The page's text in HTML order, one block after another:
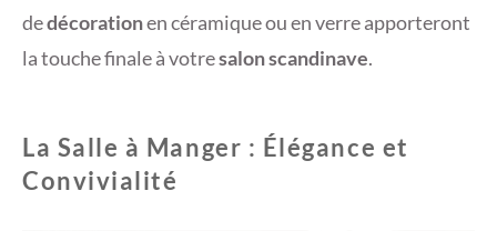
dedécorationen céramique ou en verre apporteront
la touche finale à votresalon scandinave.
La Salle à Manger : Élégance et
Convivialité